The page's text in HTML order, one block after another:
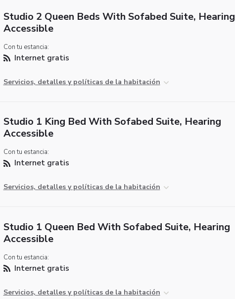
Studio 2 Queen Beds With Sofabed Suite, Hearing
Accessible
Con tu estancia:
Internet gratis
Servicios, detalles y políticas de la habitación
Studio 1 King Bed With Sofabed Suite, Hearing
Accessible
Con tu estancia:
Internet gratis
Servicios, detalles y políticas de la habitación
Studio 1 Queen Bed With Sofabed Suite, Hearing
Accessible
Con tu estancia:
Internet gratis
Servicios, detalles y políticas de la habitación